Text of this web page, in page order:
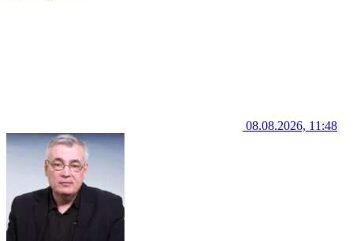
08.08.2026, 11:48